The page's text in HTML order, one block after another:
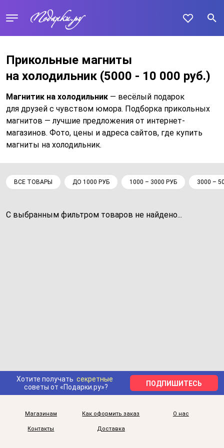
Прикольные магниты
на холодильник (5000 - 10 000 руб.)
Магнитик на холодильник — весёлый подарок
для друзей с чувством юмора. Подборка прикольных
магнитов — лучшие предложения от интернет-
магазинов. Фото, цены и адреса сайтов, где купить
магниты на холодильник.
ВСЕ ТОВАРЫ ДО 1000 РУБ 1000 – 3000 РУБ 3000 –
С выбранным фильтром товаров не найдено...
Хотите получать секретные
советы от «Подарки.ру»?
ПОДПИШИТЕСЬ
Магазинам Как оформить заказ О нас
Контакты Доставка